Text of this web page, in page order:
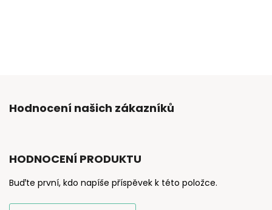
Hodnocení našich zákazníků
HODNOCENÍ PRODUKTU
Buďte první, kdo napíše příspěvek k této položce.